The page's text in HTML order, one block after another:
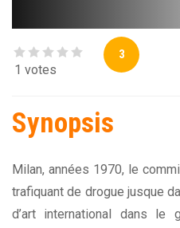
1 votes
3
Synopsis
Milan, années 1970, le
trafiquant de drogue jusque
d’art international dans le